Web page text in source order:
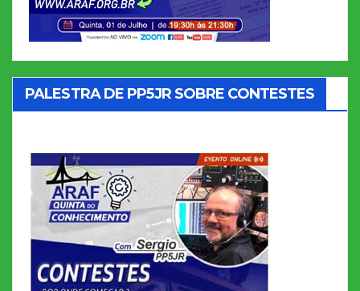
PALESTRA DE PP5JR SOBRE CONTESTES